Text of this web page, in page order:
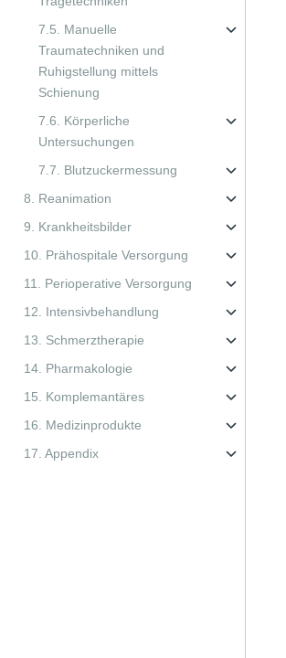
7.5. Manuelle
Traumatechniken und
Ruhigstellung mittels
Schienung
7.6. Körperliche
Untersuchungen
7.7. Blutzuckermessung
8. Reanimation
9. Krankheitsbilder
10. Prähospitale Versorgung
11. Perioperative Versorgung
12. Intensivbehandlung
13. Schmerztherapie
14. Pharmakologie
15. Komplemantäres
16. Medizinprodukte
17. Appendix